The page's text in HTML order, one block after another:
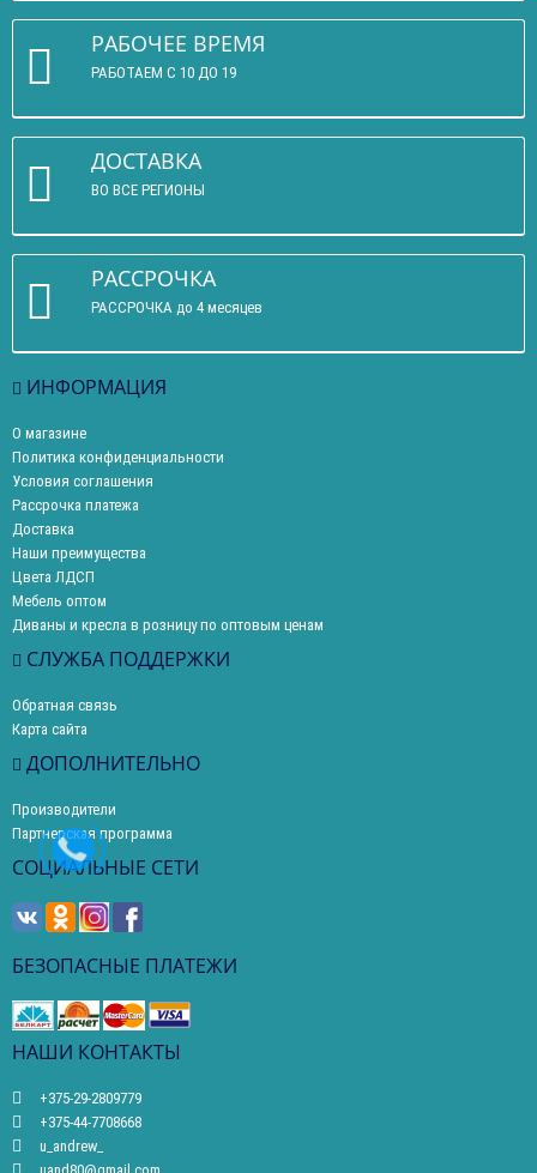
РАБОЧЕЕ ВРЕМЯ
РАБОТАЕМ С 10 ДО 19
ДОСТАВКА
ВО ВСЕ РЕГИОНЫ
РАССРОЧКА
РАССРОЧКА до 4 месяцев
ИНФОРМАЦИЯ
О магазине
Политика конфиденциальности
Условия соглашения
Рассрочка платежа
Доставка
Наши преимущества
Цвета ЛДСП
Мебель оптом
Диваны и кресла в розницу по оптовым ценам
СЛУЖБА ПОДДЕРЖКИ
Обратная связь
Карта сайта
ДОПОЛНИТЕЛЬНО
Производители
Партнерская программа
СОЦИАЛЬНЫЕ СЕТИ
БЕЗОПАСНЫЕ ПЛАТЕЖИ
НАШИ КОНТАКТЫ
+375-29-2809779
+375-44-7708668
u_andrew_